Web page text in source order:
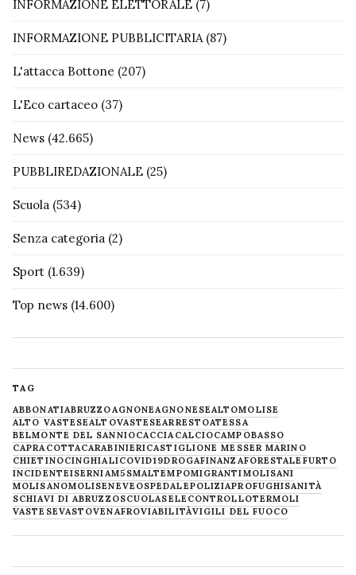
INFORMAZIONE ELETTORALE (7)
INFORMAZIONE PUBBLICITARIA(87)
L'attacca Bottone (207)
L'Eco cartaceo (37)
News (42.665)
PUBBLIREDAZIONALE (25)
Scuola (534)
Senza categoria (2)
Sport (1.639)
Top news (14.600)
TAG
ABBONATIABRUZZOAGNONEAGNONESEALTOMOLISE
ALTO VASTESEALTOVASTESEARRESTOATESSA
BELMONTE DEL SANNIOCACCIACALCIOCAMPOBASSO
CAPRACOTTACARABINIERICASTIGLIONE MESSER MARINO
CHIETINOCINGHIALICOVID19DROGAFINANZAFORESTALE FURTO
INCIDENTEISERNIAM5SMALTEMPOMIGRANTIMOLISANI
MOLISANOMOLISENEVE OSPEDALEPOLIZIAPROFUGHISANITÀ
SCHIAVI DI ABRUZZOSCUOLASELECONTROLLOTERMOLI
VASTESEVASTOVENAFROVIABILITÀVIGILI DEL FUOCO